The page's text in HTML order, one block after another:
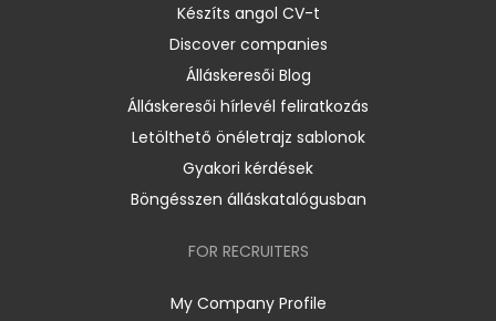
Készíts angol CV-t
Discover companies
Álláskeresői Blog
Álláskeresői hírlevél feliratkozás
Letölthető önéletrajz sablonok
Gyakori kérdések
Böngésszen álláskatalógusban
FOR RECRUITERS
My Company Profile